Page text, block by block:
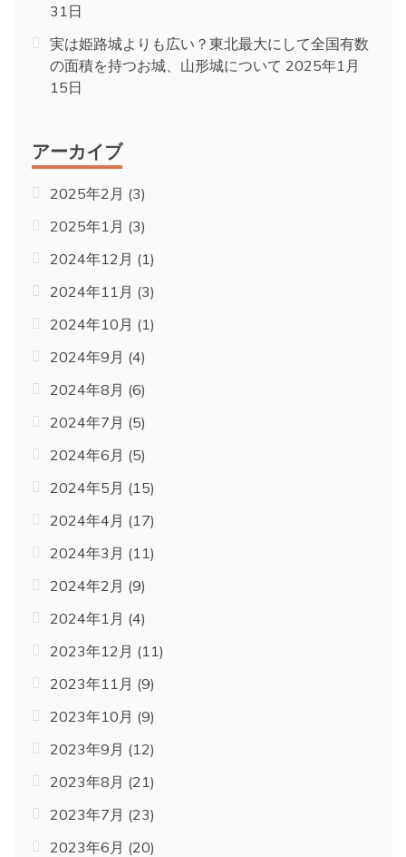
31日
実は姫路城よりも広い？東北最大にして全国有数
の面積を持つお城、山形城について 2025年1月
15日
アーカイブ
2025年2月 (3)
2025年1月 (3)
2024年12月 (1)
2024年11月 (3)
2024年10月 (1)
2024年9月 (4)
2024年8月 (6)
2024年7月 (5)
2024年6月 (5)
2024年5月 (15)
2024年4月 (17)
2024年3月 (11)
2024年2月 (9)
2024年1月 (4)
2023年12月 (11)
2023年11月 (9)
2023年10月 (9)
2023年9月 (12)
2023年8月 (21)
2023年7月 (23)
2023年6月 (20)